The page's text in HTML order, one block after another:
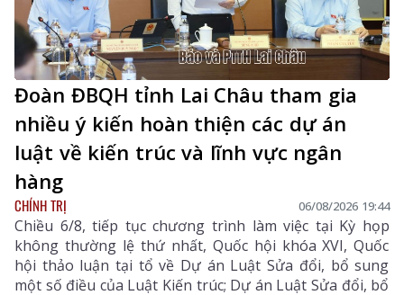
Đoàn ĐBQH tỉnh Lai Châu tham gia
nhiều ý kiến hoàn thiện các dự án
luật về kiến trúc và lĩnh vực ngân
hàng
CHÍNH TRỊ 06/08/2026 19:44
Chiều 6/8, tiếp tục chương trình làm việc tại Kỳ họp
không thường lệ thứ nhất, Quốc hội khóa XVI, Quốc
hội thảo luận tại tổ về Dự án Luật Sửa đổi, bổ sung
một số điều của Luật Kiến trúc; Dự án Luật Sửa đổi, bổ